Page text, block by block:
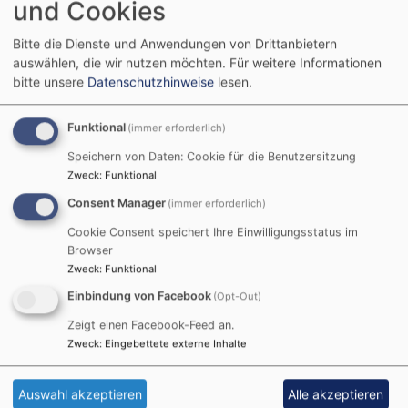
Sie gerne darüber, welche Unternehmen wir
beauftragen. Die oben genannte örtliche Stelle ist
gemeinsam mit der oben genannten
Verwaltungseinrichtung und dem Landeskirchenamt
der ELKB (LKA) für die Verarbeitung Ihrer Daten im
kirchlichen Meldewesen verantwortlich. Für die
Verwendung Ihrer Daten für ortskirchliche Zwecke ist
die örtliche Stelle zuständig, für
Verwaltungseinrichtung, technische Maßnahmen beim
Betrieb des Systems zum Meldewesen liegen in der
Zuständigkeit des LKA. Sie können sich zur Wahrung
Ihrer Rechte an jede mitverantwortliche Stelle
wenden. Ihre Daten können über das System zum
kirchlichen Meldewesen gemäß § 8 Abs. 1-4 i.V.m. § 7
und § 6 Nr. 3 DSG-EKD an andere kirchliche Stellen
übermittelt werden, wenn diese Stellen Ihre Daten zur
Erfüllung ihrer Aufgaben benötigen. Auf Anfrage
und Cookies
Bitte die Dienste und Anwendungen von Drittanbietern
auswählen, die wir nutzen möchten. Für weitere Informationen
bitte unsere Datenschutzhinweise lesen.
Funktional (immer erforderlich)
Speichern von Daten: Cookie für die Benutzersitzung
Zweck: Funktional
Consent Manager (immer erforderlich)
Cookie Consent speichert Ihre Einwilligungsstatus im
Browser
Zweck: Funktional
Einbindung von Facebook (Opt-Out)
Zeigt einen Facebook-Feed an.
Zweck: Eingebettete externe Inhalte
Auswahl akzeptieren Alle akzeptieren